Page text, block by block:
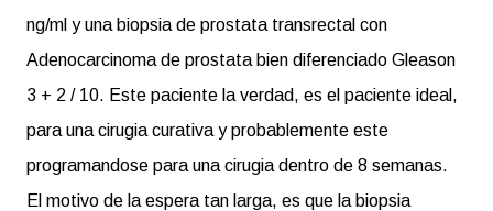
ng/ml y una biopsia de prostata transrectal con
Adenocarcinoma de prostata bien diferenciado Gleason
3 + 2 / 10. Este paciente la verdad, es el paciente ideal,
para una cirugia curativa y probablemente este
programandose para una cirugia dentro de 8 semanas.
El motivo de la espera tan larga, es que la biopsia